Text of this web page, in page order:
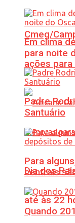
Cmeg/
ações
Dia dos
até às 22
Em clima
para noite
Padre
Santuário
Para
centrais
Quando